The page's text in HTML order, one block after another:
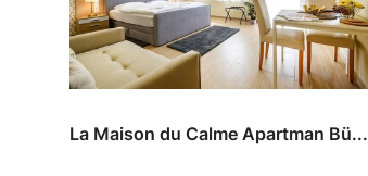
La Maison du Calme Apartman Bü...